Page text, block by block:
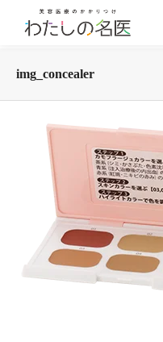
img_concealer